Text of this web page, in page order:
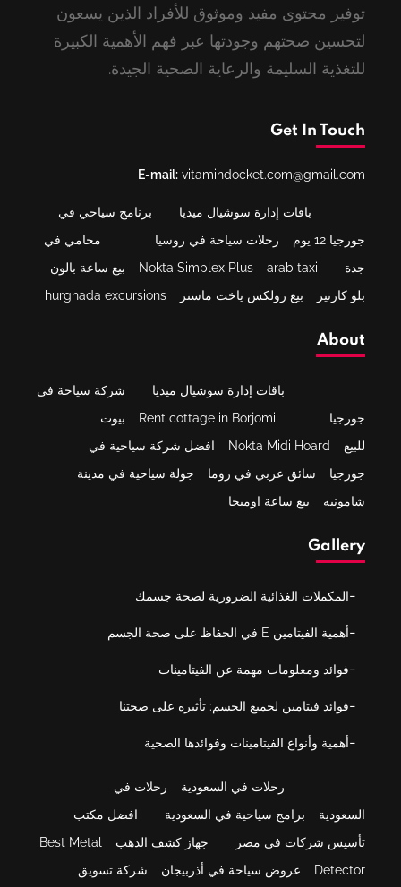
توفير محتوى مفيد وموثوق للأفراد الذين يسعون
لتحسين صحتهم وجودتها عبر فهم الأهمية الكبيرة
للتغذية السليمة والرعاية الصحية الجيدة.
Get In Touch
E-mail: vitamindocket.com@gmail.com
باقات إدارة سوشيال ميديا
برنامج سياحي في
جورجيا 12 يوم
رحلات سياحة في روسيا
محامي في
جدة
Nokta Simplex Plus arab taxi
بيع ساعة بالون
بلو كارتير
بيع رولكس ياخت ماستر hurghada excursions
About
باقات إدارة سوشيال ميديا
شركة سياحة في
جورجيا
Rent cottage in Borjomi
بيوت
للبيع
Nokta Midi Hoard
افضل شركة سياحية في
جورجيا
سائق عربي في روما
جولة سياحية في مدينة
شامونيه
بيع ساعة اوميجا
Gallery
المكملات الغذائية الضرورية لصحة جسمك
أهمية الفيتامين E في الحفاظ على صحة الجسم
فوائد ومعلومات مهمة عن الفيتامينات
فوائد فيتامين لجميع الجسم: تأثيره على صحتنا
أهمية وأنواع الفيتامينات وفوائدها الصحية
رحلات في السعودية
رحلات في
السعودية
برامج سياحية في السعودية
افضل مكتب
تأسيس شركات في مصر
جهاز كشف الذهب
Best Metal
Detector
عروض سياحة في أذربيجان شركة تسويق